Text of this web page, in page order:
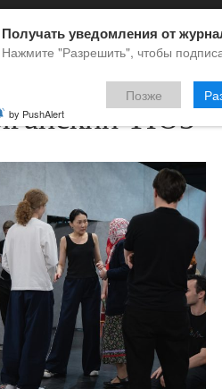
ТЮЗ
Получать уведомления от
Нажмите "Разрешить", чтобы
Позже
by PushAlert